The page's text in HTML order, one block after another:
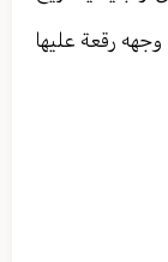
رقعة عليها